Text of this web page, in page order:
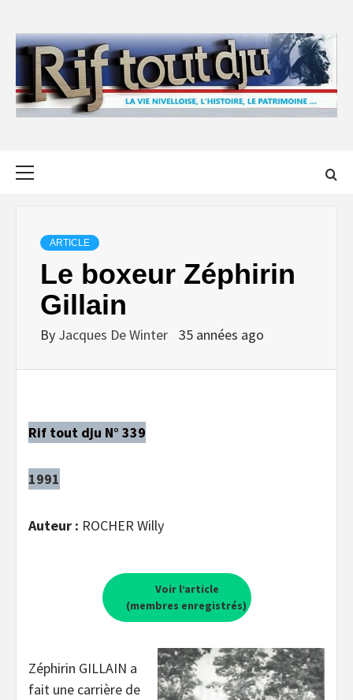
content
ARTICLE
Le boxeur Zéphirin
Gillain
By Jacques De Winter 35 années ago
Rif tout dju N° 339
1991
Auteur : ROCHER Willy
Voir l’article
(membres enregistrés)
Zéphirin GILLAIN a
fait une carrière de